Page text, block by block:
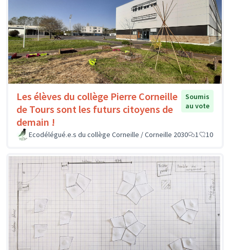
Les élèves du collège Pierre Corneille
de Tours sont les futurs citoyens de
demain !
Soumis
au vote
Ecodélégué.e.s du collège Corneille / Corneille 2030 1 10